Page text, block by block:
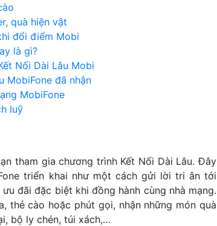
quà hiện vật
đổi điểm Mobi
là gì?
Nối Dài Lâu Mobi
MobiFone đã nhận
MobiFone
luỹ
tham gia chương trình Kết Nối Dài Lâu. Đây
triển khai như một cách gửi lời tri ân tới
đãi đặc biệt khi đồng hành cùng nhà mạng.
cào hoặc phút gọi, nhận những món quà
bộ ly chén, túi xách,…